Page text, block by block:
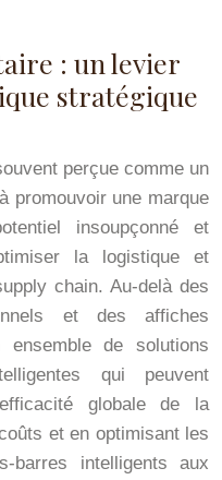
: un levier
stratégique
perçue comme un
promouvoir une marque
insoupçonné et
la logistique et
chain. Au-delà des
et des affiches
de solutions
qui peuvent
globale de la
et en optimisant les
barres intelligents aux